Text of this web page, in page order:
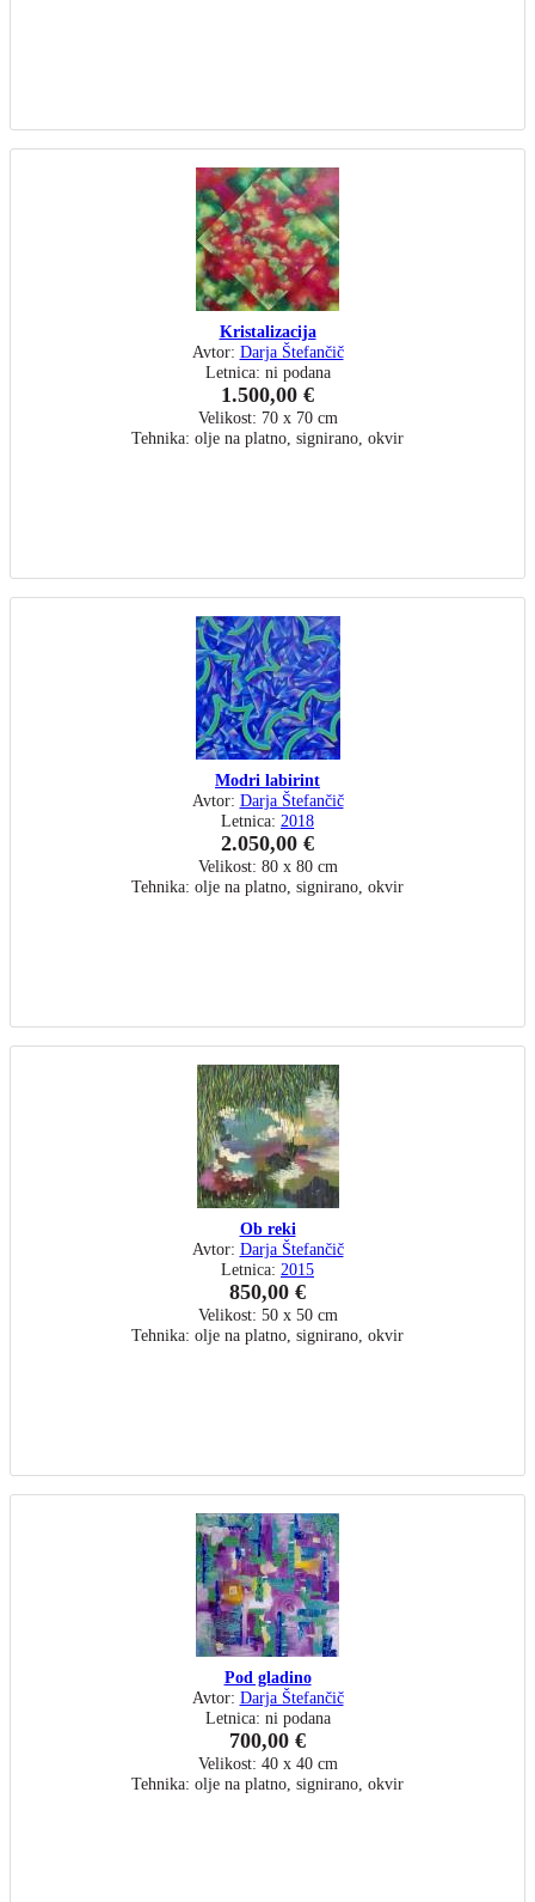
Kristalizacija
Avtor: Darja Štefančič
Letnica: ni podana
1.500,00 €
Velikost: 70 x 70 cm
Tehnika: olje na platno, signirano, okvir
Modri labirint
Avtor: Darja Štefančič
Letnica: 2018
2.050,00 €
Velikost: 80 x 80 cm
Tehnika: olje na platno, signirano, okvir
Ob reki
Avtor: Darja Štefančič
Letnica: 2015
850,00 €
Velikost: 50 x 50 cm
Tehnika: olje na platno, signirano, okvir
Pod gladino
Avtor: Darja Štefančič
Letnica: ni podana
700,00 €
Velikost: 40 x 40 cm
Tehnika: olje na platno, signirano, okvir